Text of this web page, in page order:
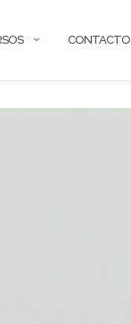
CONTACTO